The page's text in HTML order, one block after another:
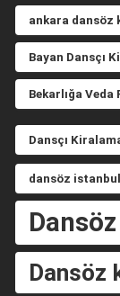
ankara dansöz
Bayan Dansçı
Bekarlığa
Dansçı
dansöz istanbul
Dansöz